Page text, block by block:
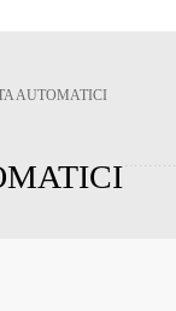
AUTOMATICI